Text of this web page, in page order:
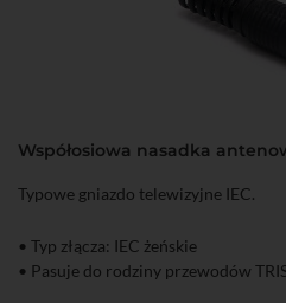
Współosiowa nasadka
Typowe gniazdo telewizyjne IEC.
• Typ złącza: IEC żeńskie
• Pasuje do rodziny przewodów